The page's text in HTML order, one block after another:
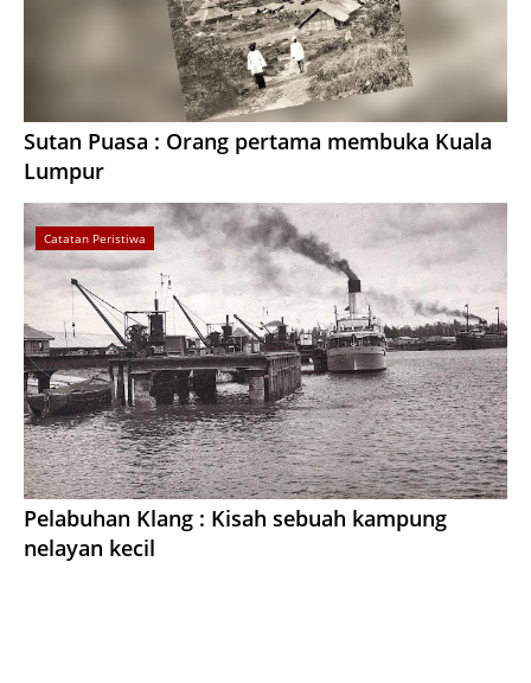
Sutan Puasa : Orang pertama membuka Kuala
Lumpur
Catatan Peristiwa
Pelabuhan Klang : Kisah sebuah kampung
nelayan kecil